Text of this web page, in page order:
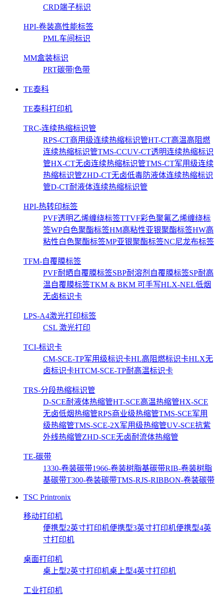
CRD端子标识
HPI-卷装高性能标签
PML车间标识
MM盒装标识
PRT碳带|色带
TE泰科
TE泰科打印机
TRC-连续热缩标识管
RPS-CT商用级连续热缩标识管HT-CT高温高阻燃
连续热缩标识管TMS-CCUV-CT透明连续热缩标识
管HX-CT无卤连续热缩标识管TMS-CT军用级连续
热缩标识管ZHD-CT无卤低毒防液体连续热缩标识
管D-CT耐液体连续热缩标识管
HPI-热转印标签
PVF透明乙烯缠绕标签TTVF彩色聚氟乙烯缠绕标
签WP白色聚酯标签HM高粘性亚银聚酯标签HW高
粘性白色聚酯标签MP亚银聚酯标签NC尼龙布标签
TFM-自覆膜标签
PVF耐晒自覆膜标签SBP耐溶剂自覆膜标签SP耐高
温自覆膜标签TKM & BKM 可手写HLX-NEL低烟
无卤标识卡
LPS-A4激光打印标签
CSL 激光打印
TCI-标识卡
CM-SCE-TP军用级标识卡HL高阻燃标识卡HLX无
卤标识卡HTCM-SCE-TP耐高温标识卡
TRS-分段热缩标识管
D-SCE耐液体热缩管HT-SCE高温热缩管HX-SCE
无卤低烟热缩管RPS商业级热缩管TMS-SCE军用
级热缩管TMS-SCE-2X军用级热缩管UV-SCE抗紫
外线热缩管ZHD-SCE无卤耐流体热缩管
TE-碳带
1330-卷装碳带1966-卷装树脂基碳带RIB-卷装树脂
基碳带T300-卷装碳带TMS-RJS-RIBBON-卷装碳带
TSC Printronix
移动打印机
便携型2英寸打印机便携型3英寸打印机便携型4英
寸打印机
桌面打印机
桌上型2英寸打印机桌上型4英寸打印机
工业打印机